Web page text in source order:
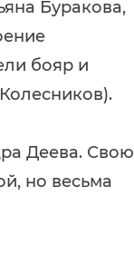
Буракова,
бояр и
Деева. Свою
но весьма